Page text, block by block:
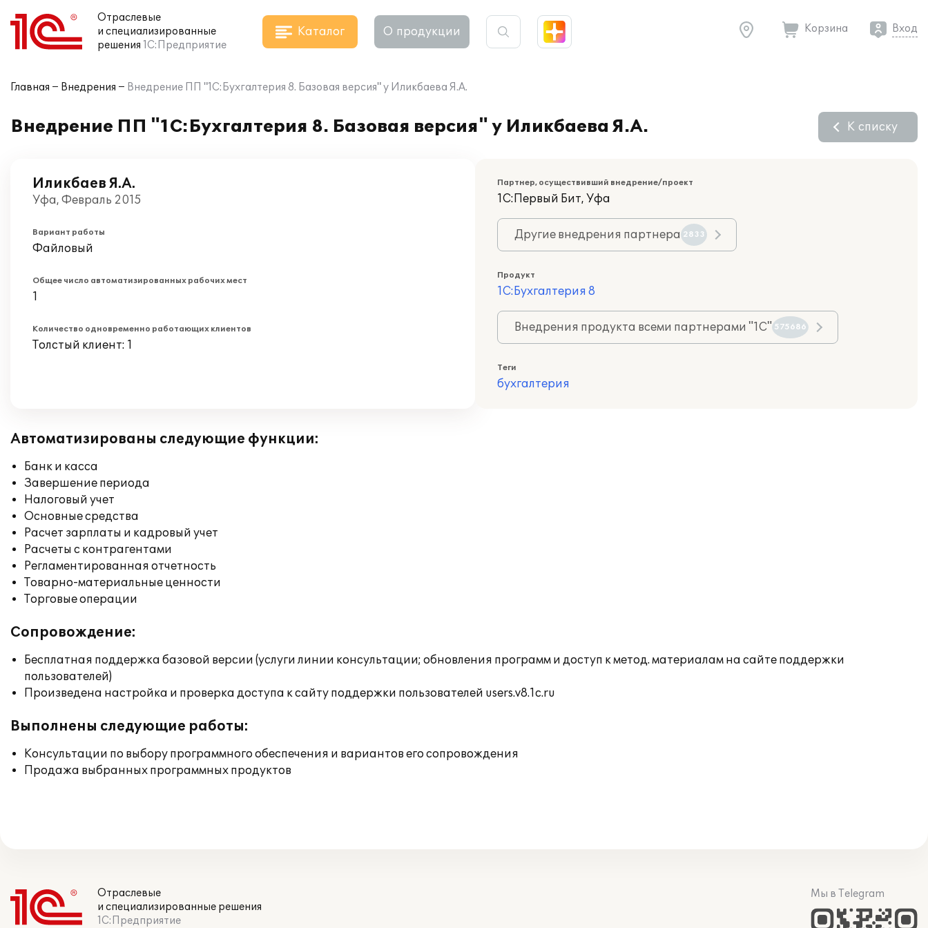
Отраслевые
и специализированные
решения 1С:Предприятие
Каталог О продукции Корзина Вход
Главная Внедрения Внедрение ПП "1С:Бухгалтерия 8. Базовая версия" у Иликбаева Я.А.
Внедрение ПП "1С:Бухгалтерия 8. Базовая версия" у Иликбаева Я.А. К списку
Иликбаев Я.А.
Уфа, Февраль 2015
Вариант работы
Файловый
Общее число автоматизированных рабочих мест
1
Количество одновременно работающих клиентов
Толстый клиент: 1
Партнер, осуществивший внедрение/проект
1С:Первый Бит, Уфа
Другие внедрения партнера 2833
Продукт
1С:Бухгалтерия 8
Внедрения продукта всеми партнерами "1С" 575686
Теги
бухгалтерия
Автоматизированы следующие функции:
Банк и касса
Завершение периода
Налоговый учет
Основные средства
Расчет зарплаты и кадровый учет
Расчеты с контрагентами
Регламентированная отчетность
Товарно-материальные ценности
Торговые операции
Сопровождение:
Бесплатная поддержка базовой версии (услуги линии консультации; обновления программ и доступ к метод. материалам на сайте поддержки
пользователей)
Произведена настройка и проверка доступа к сайту поддержки пользователей users.v8.1c.ru
Выполнены следующие работы:
Консультации по выбору программного обеспечения и вариантов его сопровождения
Продажа выбранных программных продуктов
Отраслевые
и специализированные решения
1С:Предприятие
Мы в Telegram